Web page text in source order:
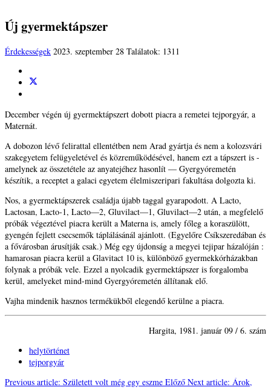
Új gyermektápszer
Érdekességek 2023. szeptember 28 Találatok: 1311
December végén új gyermektápszert dobott piacra a remetei tejporgyár, a
Maternát.
A dobozon lévő felirattal ellentétben nem Arad gyártja és nem a kolozsvári
szakegyetem felügyeletével és közreműködésével, hanem ezt a tápszert is -
amelynek az összetétele az anyatejéhez hasonlít — Gyergyóremetén
készítik, a receptet a galaci egyetem élelmiszeripari fakultása dolgozta ki.
Nos, a gyermektápszerek családja újabb taggal gyarapodott. A Lacto,
Lactosan, Lacto-1, Lacto—2, Gluvilact—1, Gluvilact—2 után, a megfelelő
próbák végeztével piacra került a Materna is, amely főleg a koraszülött,
gyengén fejlett csecsemők táplálásánál ajánlott. (Egyelőre Csíkszeredában és
a fővárosban árusítják csak.) Még egy újdonság a megyei tejipar házalóján :
hamarosan piacra kerül a Glavitact 10 is, különböző gyermekkórházakban
folynak a próbák vele. Ezzel a nyolcadik gyermektápszer is forgalomba
kerül, amelyeket mind-mind Gyergyóremetén állítanak elő.
Vajha mindenik hasznos termékükből elegendő kerülne a piacra.
Hargita, 1981. január 09 / 6. szám
helytörténet
tejporgyár
Previous article: Született volt még egy eszme Előző Next article: Árok,